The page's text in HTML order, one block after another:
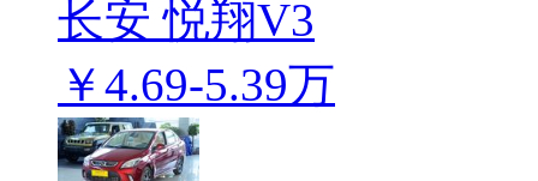
长安 悦翔V3
￥4.69-5.39万